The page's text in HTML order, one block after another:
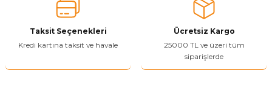
Taksit Seçenekleri
Kredi kartına taksit ve havale
Ücretsiz Kargo
25000 TL ve üzeri tüm
siparişlerde